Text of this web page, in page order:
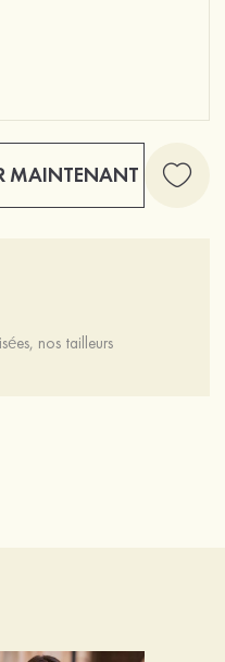
MAINTENANT
nos tailleurs